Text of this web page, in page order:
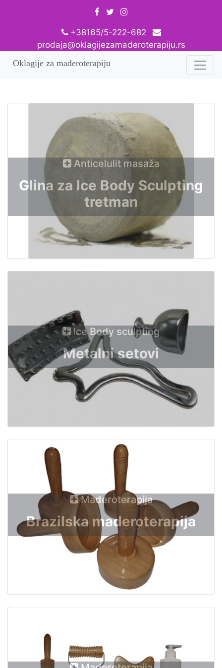
+38165/5-222-682
prodaja@oklagijezamaderoterapiju.rs
Oklagije za maderoterapiju
Anticelulit masaža
Glina za Ice Body Sculpting
tretman
Ice Body sculpting
Metalni setovi
Maderoterapija
Brazilska maderoterapija